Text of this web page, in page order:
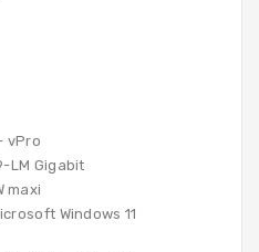
vPro
LM Gigabit
maxi
Windows 11